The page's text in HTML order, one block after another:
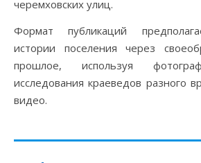
черемховских улиц.
Формат публикаций
истории поселения через
прошлое, используя
исследования краеведов разного
видео.